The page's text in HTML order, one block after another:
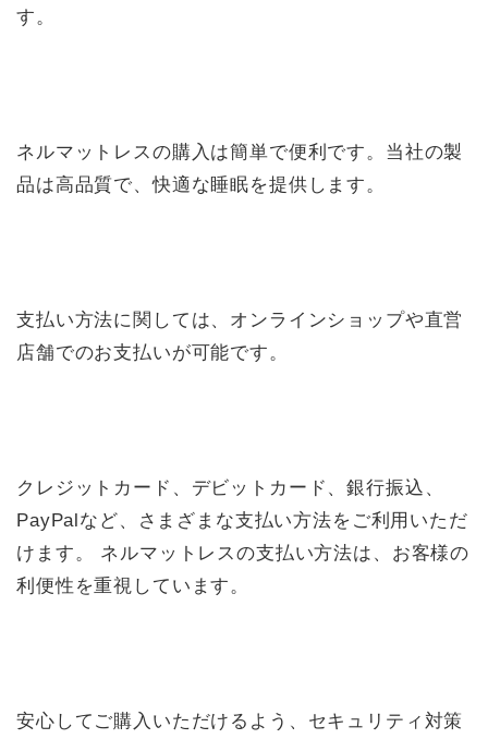
す。
ネルマットレスの購入は簡単で便利です。当社の製
品は高品質で、快適な睡眠を提供します。
支払い方法に関しては、オンラインショップや直営
店舗でのお支払いが可能です。
クレジットカード、デビットカード、銀行振込、
PayPalなど、さまざまな支払い方法をご利用いただ
けます。 ネルマットレスの支払い方法は、お客様の
利便性を重視しています。
安心してご購入いただけるよう、セキュリティ対策